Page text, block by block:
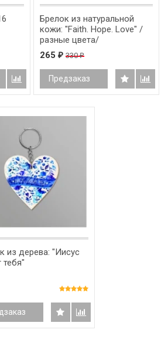
Брелок из натуральной
кожи: "Faith. Hope. Love" /
разные цвета/
265 ₽ 330₽
Предзаказ
из дерева: "Иисус